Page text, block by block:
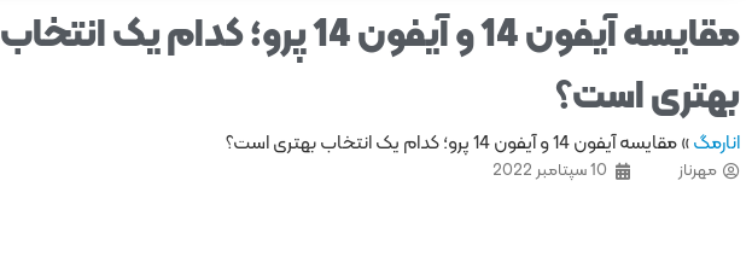
مقایسه آیفون 14 و آیفون 14 پرو؛ کدام یک انتخاب
بهتری است؟
انارمگ»مقایسه آیفون 14 و آیفون 14 پرو؛ کدام یک انتخاب بهتری است؟
مهرناز 10 سپتامبر 2022